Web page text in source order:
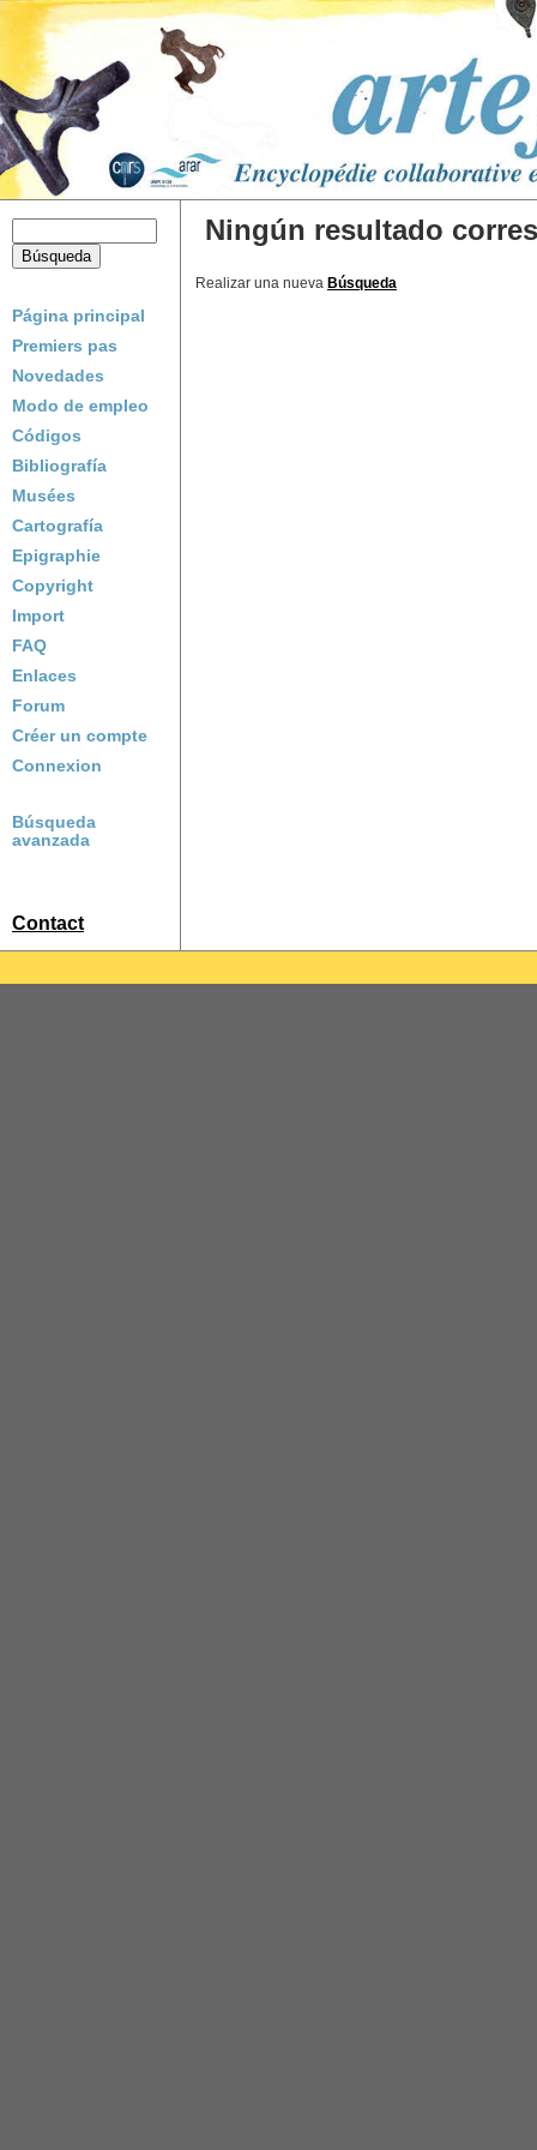
Página principal
Premiers pas
Novedades
Modo de empleo
Códigos
Bibliografía
Musées
Cartografía
Epigraphie
Copyright
Import
FAQ
Enlaces
Forum
Créer un compte
Connexion
Búsqueda
avanzada
Contact
Ningún resultado
Realizar una nueva Búsqueda